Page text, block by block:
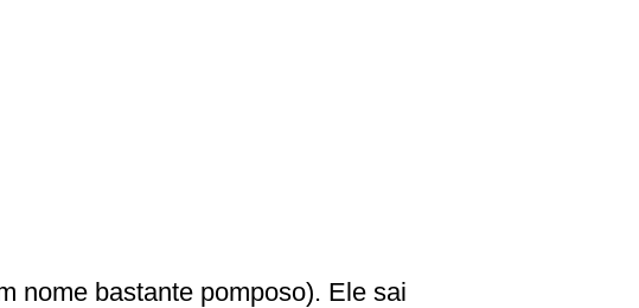
nome bastante pomposo). Ele sai